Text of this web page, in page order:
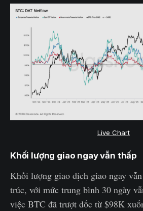
Live Chart
Khối lượng giao ngay vẫn thấp
Khối lượng giao dịch giao ngay
trúc, với mức trung bình 30 ngày
việc BTC đã trượt dốc từ $98K